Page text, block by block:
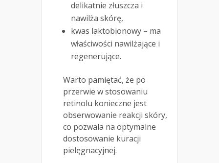
delikatnie złuszcza i
nawilża skórę,
kwas laktobionowy – ma
właściwości nawilżające i
regenerujące.
Warto pamiętać, że po
przerwie w stosowaniu
retinolu konieczne jest
obserwowanie reakcji skóry,
co pozwala na optymalne
dostosowanie kuracji
pielęgnacyjnej.